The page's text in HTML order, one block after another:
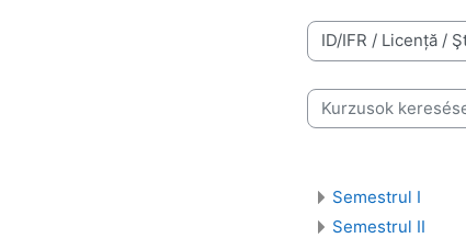
Kurzuskategóriák
Kurzusok keresése
Semestrul I
Semestrul II